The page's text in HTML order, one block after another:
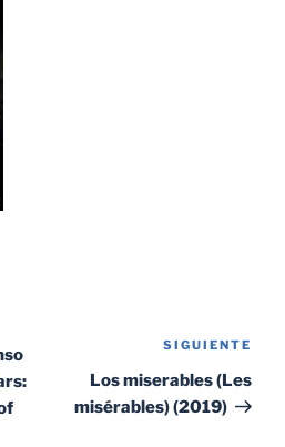
SIGUIENTE
Los miserables (Les
misérables) (2019)